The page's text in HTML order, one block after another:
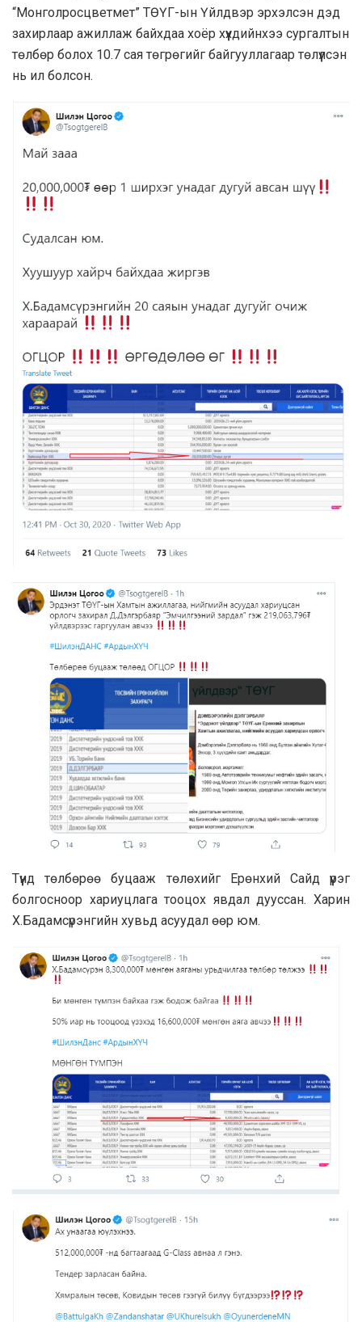
“Монголросцветмет” ТӨҮГ-ын Үйлдвэр эрхэлсэн дэд
захирлаар ажиллаж байхдаа хоёр хүүхдийнхээ сургалтын
төлбөр болох 10.7 сая төгрөгийг байгууллагаар төлүүлсэн
нь ил болсон.
Түүнд төлбөрөө буцааж төлөхийг Ерөнхий Сайд үүрэг
болгосноор хариуцлага тооцох явдал дууссан. Харин
Х.Бадамсүрэнгийн хувьд асуудал өөр юм.